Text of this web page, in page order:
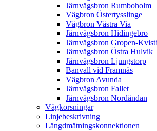
Järnvägsbron Rumboholm
Vägbron Östertysslinge
Vägbron Västra Via
Järnvägsbron Hidingebro
Järnvägsbron Gropen-
Järnvägsbron Östra Hulvik
Järnvägsbron Ljungstorp
Banvall vid Framnäs
Vägbron Avunda
Järnvägsbron Fallet
Järnvägsbron Nordändan
Vägkorsningar
Linjebeskrivning
Längdmätningskonnektionen